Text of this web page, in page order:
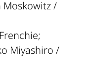
Moskowitz /
Miyashiro /